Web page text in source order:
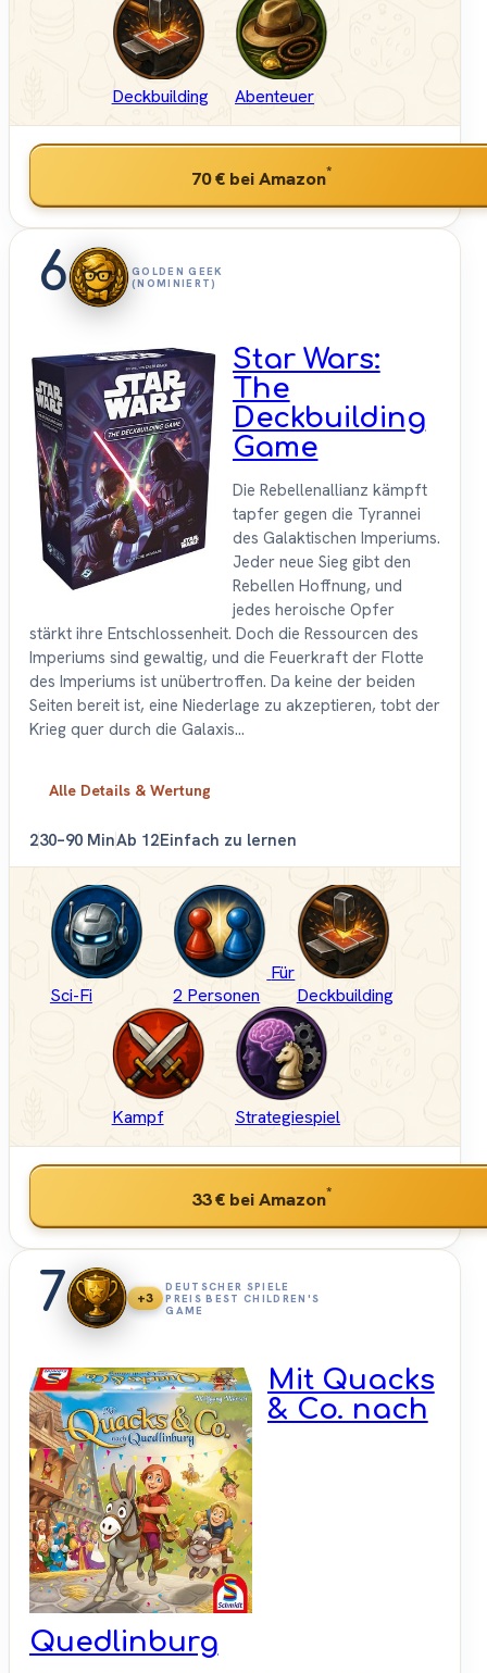
Deckbuilding Abenteuer
70 € bei Amazon*
6
GOLDEN GEEK
(NOMINIERT)
Star Wars:
The
Deckbuilding
Game
Die Rebellenallianz kämpft
tapfer gegen die Tyrannei
des Galaktischen Imperiums.
Jeder neue Sieg gibt den
Rebellen Hoffnung, und
jedes heroische Opfer
stärkt ihre Entschlossenheit. Doch die Ressourcen des
Imperiums sind gewaltig, und die Feuerkraft der Flotte
des Imperiums ist unübertroffen. Da keine der beiden
Seiten bereit ist, eine Niederlage zu akzeptieren, tobt der
Krieg quer durch die Galaxis...
Alle Details & Wertung
230–90 MinAb 12Einfach zu lernen
Sci-Fi
Für
2 Personen
Deckbuilding
Kampf Strategiespiel
33 € bei Amazon*
7 +3
DEUTSCHER SPIELE
PREIS BEST CHILDREN'S
GAME
Mit Quacks
& Co. nach
Quedlinburg